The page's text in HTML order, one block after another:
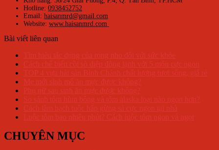
Hotline: 0938452752
Email: haisanmrd@gmail.com
Website: www.haisanmrd.com
Bài viết liên quan
CHUYÊN MỤC